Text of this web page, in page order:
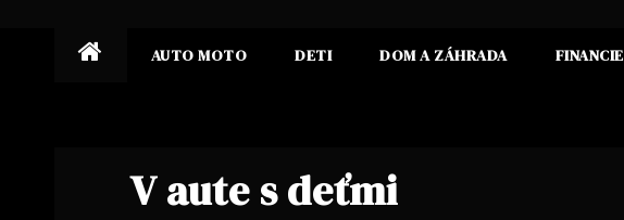
AUTO MOTO DETI DOM A ZÁHRADA FINANCIE
V aute s deťmi